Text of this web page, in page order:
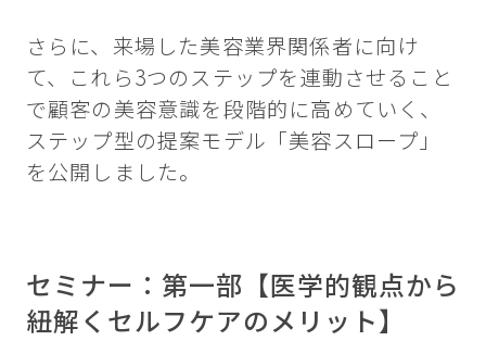
さらに、来場した美容業界関係者に向け
て、これら3つのステップを連動させること
で顧客の美容意識を段階的に高めていく、
ステップ型の提案モデル「美容スロープ」
を公開しました。
セミナー：第一部【医学的観点から
紐解くセルフケアのメリット】